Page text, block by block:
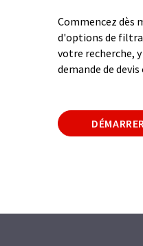
Commencez dès
d'options de
votre recherche,
demande de